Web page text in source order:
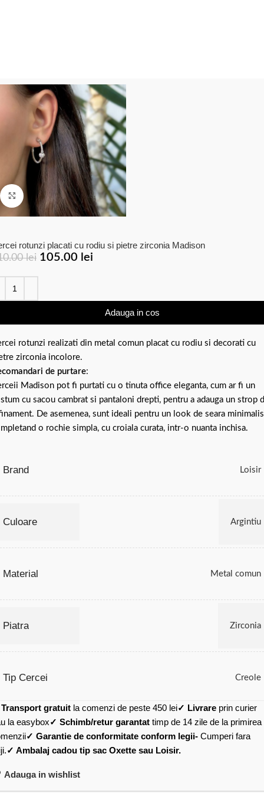
Click to enlarge
rotunzi placati cu rodiu si pietre zirconia Madison
lei 105.00 lei
Adauga in cos
rotunzi realizati din metal comun placat cu rodiu si decorati cu
zirconia incolore.
de purtare:
Madison pot fi purtati cu o tinuta office eleganta, cum ar fi un
cu sacou cambrat si pantaloni drepti, pentru a adauga un strop
De asemenea, sunt ideali pentru un look de seara
o rochie simpla, cu croiala curata, intr-o nuanta inchisa.
Brand Loisir
Culoare Argintiu
Material Metal comun
Piatra Zirconia
Tip Cercei Creole
Transport gratuit la comenzi de peste 450 lei✓ Livrare prin curier
la easybox✓ Schimb/retur garantat timp de 14 zile de la primirea
✓ Garantie de conformitate conform legii- Cumperi fara
✓ Ambalaj cadou tip sac Oxette sau Loisir.
Adauga in wishlist